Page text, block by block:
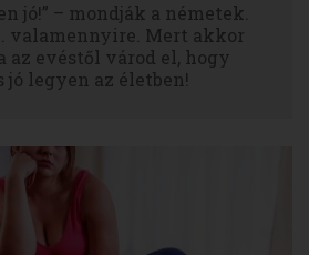
jó!” – mondják a németek.
valamennyire. Mert akkor
az evéstől várod el, hogy
jó legyen az életben!